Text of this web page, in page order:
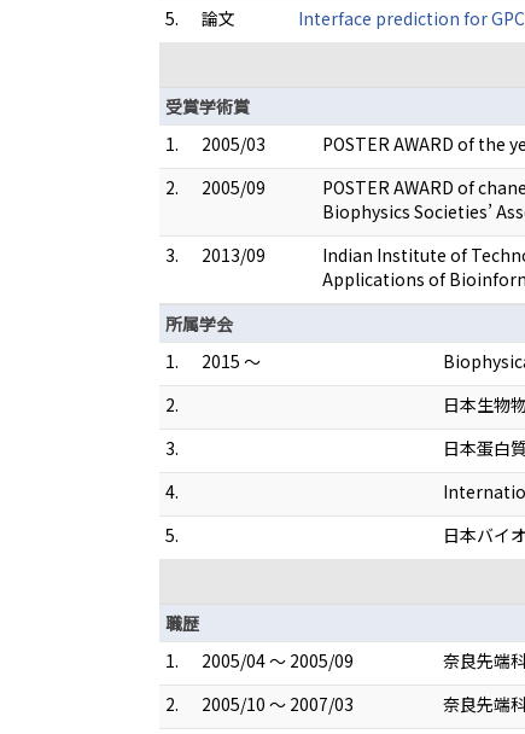
5.
論文
Interface prediction for
受賞学術賞
1.
2005/03
POSTER AWARD of the
2.
2005/09
POSTER AWARD of
Biophysics Societies’
3.
2013/09
Indian Institute of
Applications of
所属学会
1.
2015 ～
2.
日本生物
3.
日本蛋白
4.
5.
日本バイ
職歴
1.
2005/04 ～ 2005/09
奈良先端
2.
2005/10 ～ 2007/03
奈良先端